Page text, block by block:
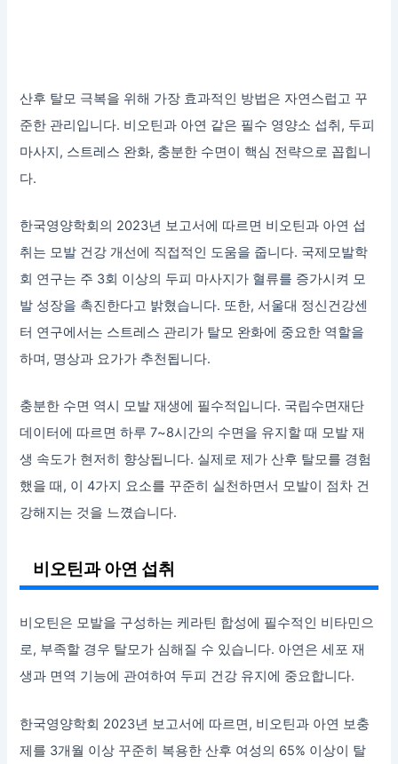
산후 탈모 극복을 위해 가장 효과적인 방법은 자연스럽고 꾸
준한 관리입니다. 비오틴과 아연 같은 필수 영양소 섭취, 두피
마사지, 스트레스 완화, 충분한 수면이 핵심 전략으로 꼽힙니
다.
한국영양학회의 2023년 보고서에 따르면 비오틴과 아연 섭
취는 모발 건강 개선에 직접적인 도움을 줍니다. 국제모발학
회 연구는 주 3회 이상의 두피 마사지가 혈류를 증가시켜 모
발 성장을 촉진한다고 밝혔습니다. 또한, 서울대 정신건강센
터 연구에서는 스트레스 관리가 탈모 완화에 중요한 역할을
하며, 명상과 요가가 추천됩니다.
충분한 수면 역시 모발 재생에 필수적입니다. 국립수면재단
데이터에 따르면 하루 7~8시간의 수면을 유지할 때 모발 재
생 속도가 현저히 향상됩니다. 실제로 제가 산후 탈모를 경험
했을 때, 이 4가지 요소를 꾸준히 실천하면서 모발이 점차 건
강해지는 것을 느꼈습니다.
비오틴과 아연 섭취
비오틴은 모발을 구성하는 케라틴 합성에 필수적인 비타민으
로, 부족할 경우 탈모가 심해질 수 있습니다. 아연은 세포 재
생과 면역 기능에 관여하여 두피 건강 유지에 중요합니다.
한국영양학회 2023년 보고서에 따르면, 비오틴과 아연 보충
제를 3개월 이상 꾸준히 복용한 산후 여성의 65% 이상이 탈